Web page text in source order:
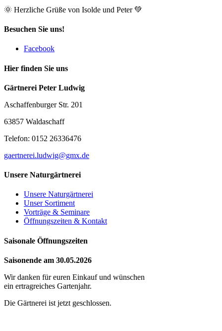
🌞 Herzliche Grüße von Isolde und Peter 💚
Besuchen Sie uns!
Facebook
Hier finden Sie uns
Gärtnerei Peter Ludwig
Aschaffenburger Str. 201
63857 Waldaschaff
Telefon: 0152 26336476
gaertnerei.ludwig@gmx.de
Unsere Naturgärtnerei
Unsere Naturgärtnerei
Unser Sortiment
Vorträge & Seminare
Öffnungszeiten & Kontakt
Saisonale Öffnungszeiten
Saisonende am 30.05.2026
Wir danken für euren Einkauf und wünschen
ein ertragreiches Gartenjahr.
Die Gärtnerei ist jetzt geschlossen.